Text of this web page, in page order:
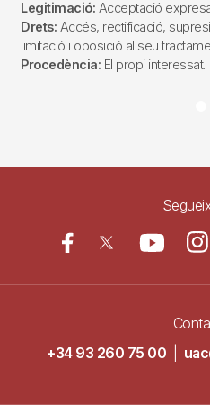
Legitimació: Acceptació
Drets: Accés, rectificació,
limitació i oposició al seu
Procedència: El propi interessat.
+34 93 260 75 00